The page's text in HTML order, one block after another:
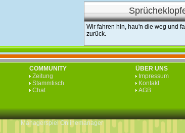
Wir fahren hin, hau'n die weg und
zurück.
COMMUNITY
Zeitung
Stammtisch
Chat
ÜBER UNS
Impressum
Kontakt
AGB
Managerspiel Onlinemanager